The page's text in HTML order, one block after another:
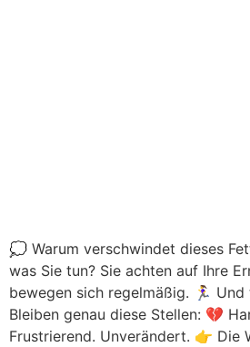
💭 Warum verschwindet dieses
was Sie tun? Sie achten auf Ihre
bewegen sich regelmäßig. 🏃‍♀️
Bleiben genau diese Stellen: 💔
Frustrierend. Unverändert. 👉 Die